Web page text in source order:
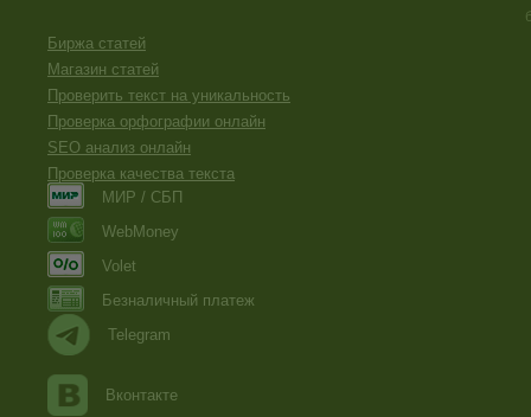
Биржа статей
Магазин статей
Проверить текст на уникальность
Проверка орфографии онлайн
SEO анализ онлайн
Проверка качества текста
МИР / СБП
WebMoney
Volet
Безналичный платеж
Telegram
Вконтакте